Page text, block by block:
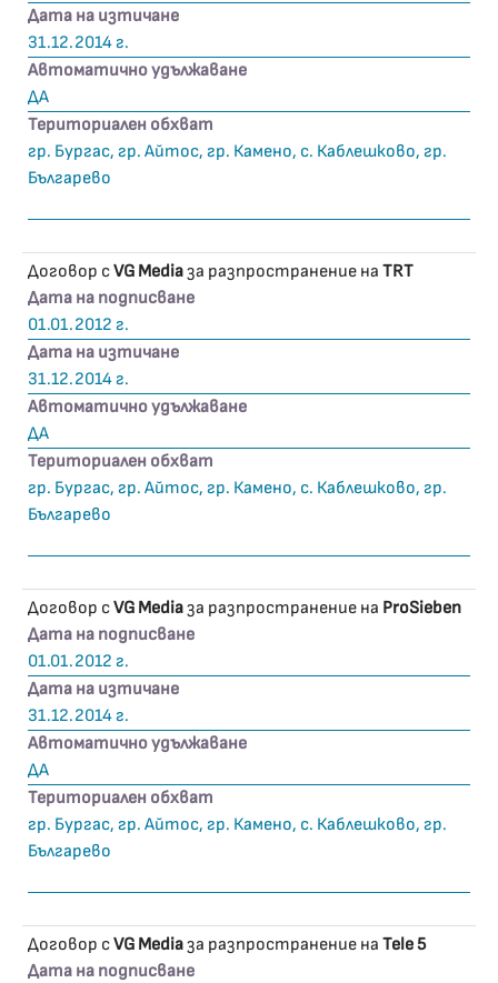
Дата на изтичане
31.12.2014 г.
Автоматично удължаване
ДА
Териториален обхват
гр. Бургас, гр. Айтос, гр. Камено, с. Каблешково, гр.
Българево
Договор сVG Mediaза разпространение на TRT
Дата на подписване
01.01.2012 г.
Дата на изтичане
31.12.2014 г.
Автоматично удължаване
ДА
Териториален обхват
гр. Бургас, гр. Айтос, гр. Камено, с. Каблешково, гр.
Българево
Договор сVG Mediaза разпространение на ProSieben
Дата на подписване
01.01.2012 г.
Дата на изтичане
31.12.2014 г.
Автоматично удължаване
ДА
Териториален обхват
гр. Бургас, гр. Айтос, гр. Камено, с. Каблешково, гр.
Българево
Договор сVG Mediaза разпространение на Tele 5
Дата на подписване